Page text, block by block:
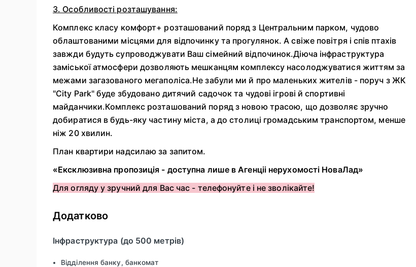
3. Особливості розташування:
Комплекс класу комфорт+ розташований поряд з Центральним парком, чудово
облаштованими місцями для відпочинку та прогулянок. А свіже повітря і спів птахів
завжди будуть супроводжувати Ваш сімейний відпочинок.Діюча інфраструктура
заміської атмосфери дозволяють мешканцям комплексу насолоджуватися життям за
межами загазованого мегаполіса.Не забули ми й про маленьких жителів - поруч з ЖК
"City Park" буде збудовано дитячий садочок та чудові ігрові й спортивні
майданчики.Комплекс розташований поряд з новою трасою, що дозволяє зручно
добиратися в будь-яку частину міста, а до столиці громадським транспортом, менше
ніж 20 хвилин.
План квартири надсилаю за запитом.
«Ексклюзивна пропозиція - доступна лише в Агенціі нерухомості НоваЛад»
Для огляду у зручний для Вас час - телефонуйте і не зволікайте!
Додатково
Інфраструктура (до 500 метрів)
Відділення банку, банкомат